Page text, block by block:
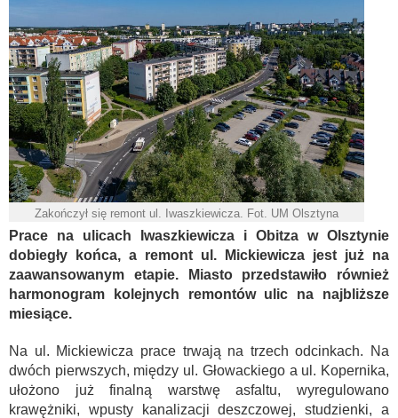
Zakończył się remont ul. Iwaszkiewicza. Fot. UM Olsztyna
Prace na ulicach Iwaszkiewicza i Obitza w Olsztynie
dobiegły końca, a remont ul. Mickiewicza jest już na
zaawansowanym etapie. Miasto przedstawiło również
harmonogram kolejnych remontów ulic na najbliższe
miesiące.
Na ul. Mickiewicza prace trwają na trzech odcinkach. Na
dwóch pierwszych, między ul. Głowackiego a ul. Kopernika,
ułożono już finalną warstwę asfaltu, wyregulowano
krawężniki, wpusty kanalizacji deszczowej, studzienki, a